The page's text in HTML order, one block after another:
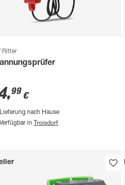
Ritter
,99 €
Lieferung nach Hause
Verfügbar in Troisdorf